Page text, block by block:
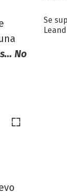
No
Se